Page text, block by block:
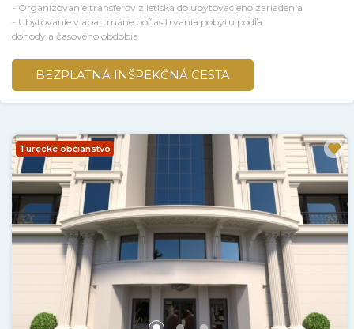
- Organizovanie transferov z letiska do ubytovacieho zariadenia
- Ubytovanie v apartmáne počas trvania pobytu podľa
dohody a časového obdobia
BEZPLATNÁ INŠPEKČNÁ CESTA
Turecké občianstvo